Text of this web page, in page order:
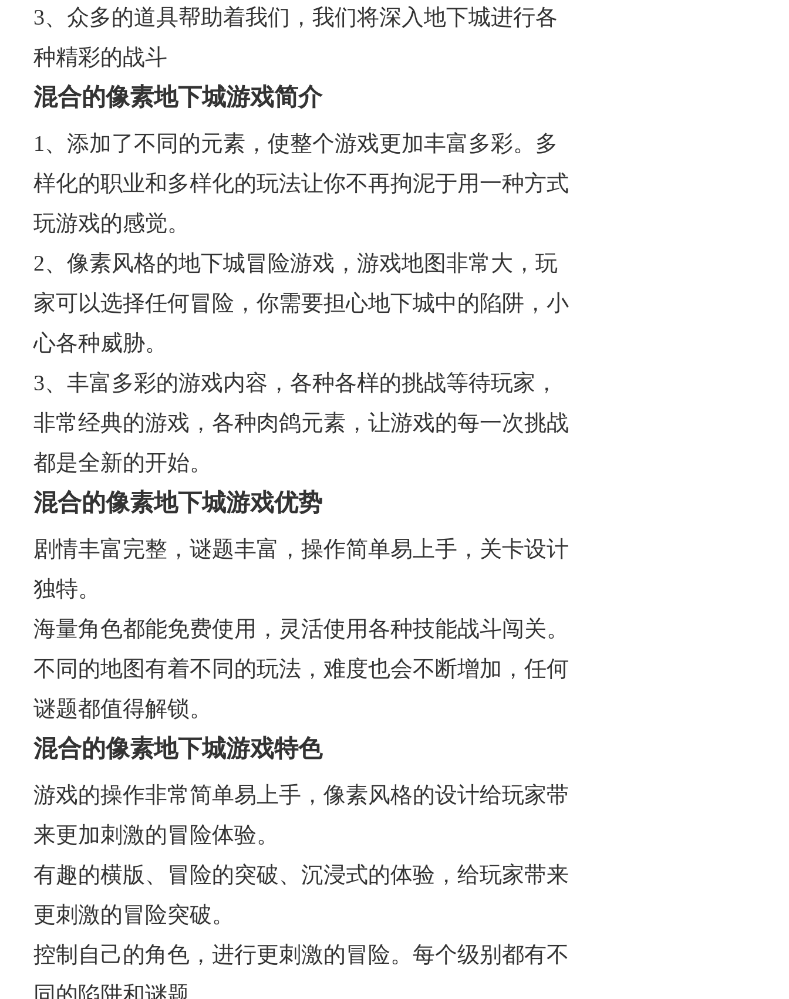
3、众多的道具帮助着我们，我们将深入地下城进行各
种精彩的战斗
混合的像素地下城游戏简介
1、添加了不同的元素，使整个游戏更加丰富多彩。多
样化的职业和多样化的玩法让你不再拘泥于用一种方式
玩游戏的感觉。
2、像素风格的地下城冒险游戏，游戏地图非常大，玩
家可以选择任何冒险，你需要担心地下城中的陷阱，小
心各种威胁。
3、丰富多彩的游戏内容，各种各样的挑战等待玩家，
非常经典的游戏，各种肉鸽元素，让游戏的每一次挑战
都是全新的开始。
混合的像素地下城游戏优势
剧情丰富完整，谜题丰富，操作简单易上手，关卡设计
独特。
海量角色都能免费使用，灵活使用各种技能战斗闯关。
不同的地图有着不同的玩法，难度也会不断增加，任何
谜题都值得解锁。
混合的像素地下城游戏特色
游戏的操作非常简单易上手，像素风格的设计给玩家带
来更加刺激的冒险体验。
有趣的横版、冒险的突破、沉浸式的体验，给玩家带来
更刺激的冒险突破。
控制自己的角色，进行更刺激的冒险。每个级别都有不